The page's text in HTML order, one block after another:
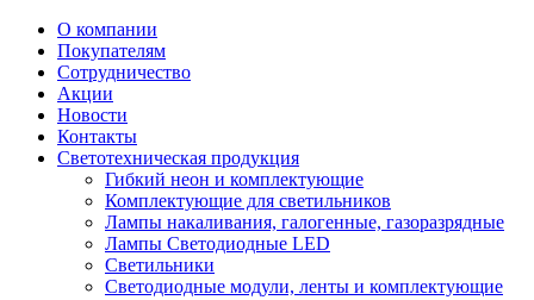
О компании
Покупателям
Сотрудничество
Акции
Новости
Контакты
Светотехническая продукция
Гибкий неон и комплектующие
Комплектующие для светильников
Лампы накаливания, галогенные, газоразрядные
Лампы Светодиодные LED
Светильники
Светодиодные модули, ленты и комплектующие